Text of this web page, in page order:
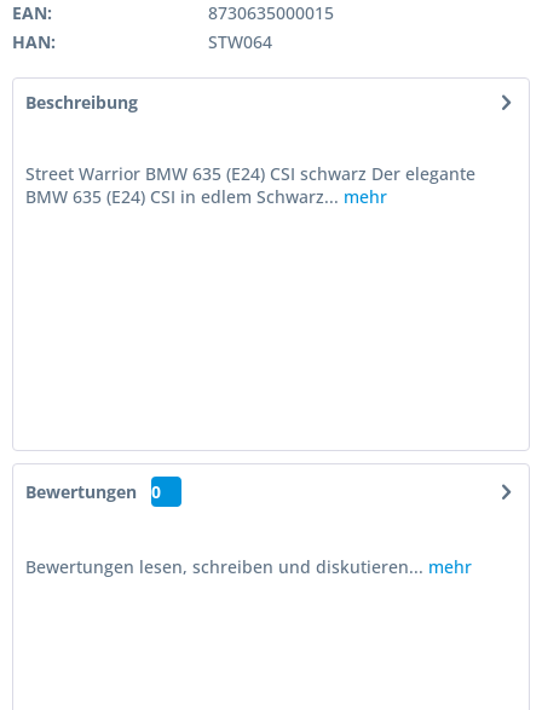
EAN:
8730635000015
HAN:
STW064
Beschreibung
Street Warrior BMW 635 (E24) CSI schwarz Der elegante
BMW 635 (E24) CSI in edlem Schwarz... mehr
Bewertungen 0
Bewertungen lesen, schreiben und diskutieren... mehr